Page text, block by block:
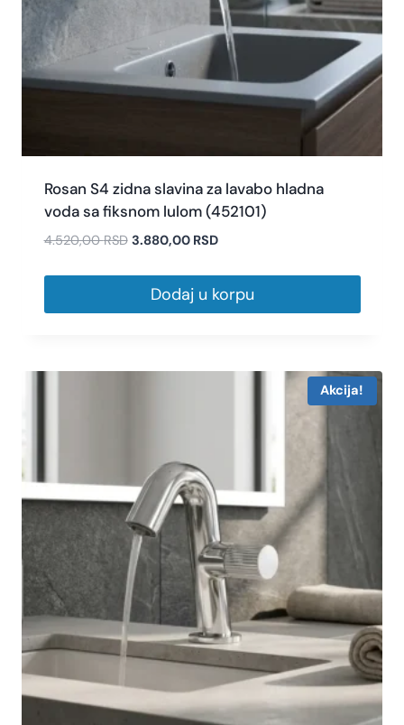
Rosan S4 zidna slavina za lavabo hladna
voda sa fiksnom lulom (452101)
4.520,00RSD 3.880,00 RSD
Dodaj u korpu
Akcija!